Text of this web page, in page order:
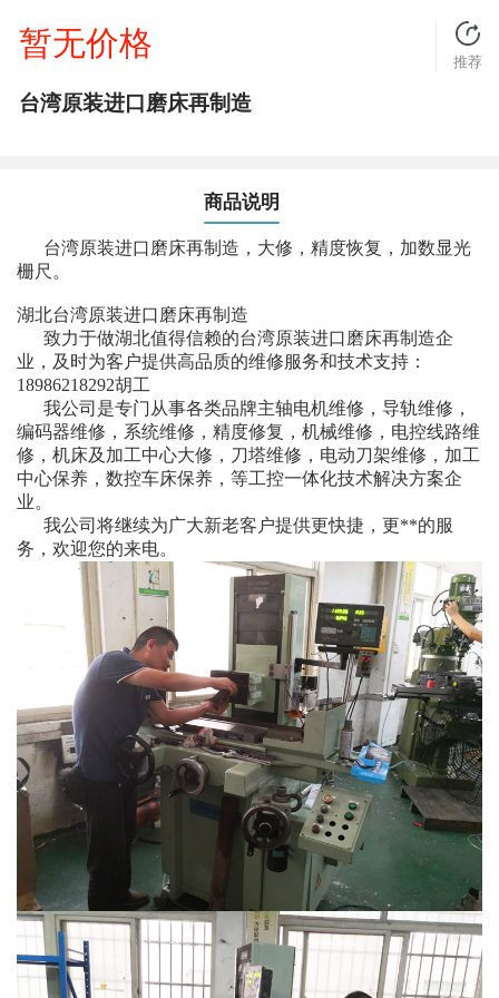
暂无价格
推荐
台湾原装进口磨床再制造
商品说明
台湾原装进口磨床再制造，大修，精度恢复，加数显光
栅尺。
湖北台湾原装进口磨床再制造
致力于做湖北值得信赖的台湾原装进口磨床再制造企
业，及时为客户提供高品质的维修服务和技术支持：
18986218292胡工
我公司是专门从事各类品牌主轴电机维修，导轨维修，
编码器维修，系统维修，精度修复，机械维修，电控线路维
修，机床及加工中心大修，刀塔维修，电动刀架维修，加工
中心保养，数控车床保养，等工控一体化技术解决方案企
业。
我公司将继续为广大新老客户提供更快捷，更**的服
务，欢迎您的来电。